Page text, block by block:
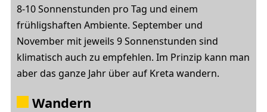
8-10 Sonnenstunden pro Tag und einem
frühligshaften Ambiente. September und
November mit jeweils 9 Sonnenstunden sind
klimatisch auch zu empfehlen. Im Prinzip kann man
aber das ganze Jahr über auf Kreta wandern.
Wandern